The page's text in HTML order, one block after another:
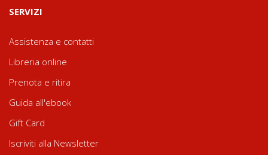
SERVIZI
Assistenza e contatti
Libreria online
Prenota e ritira
Guida all'ebook
Gift Card
Iscriviti alla Newsletter